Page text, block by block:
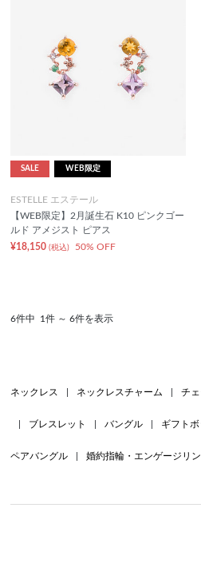
SALE WEB限定
ESTELLE エステール
【WEB限定】2月誕生石 K10 ピンクゴー
ルド アメジスト ピアス
¥18,150 (税込) 50% OFF
6件中 1件 ～ 6件を表示
ネックレス ネックレスチャーム チ
ブレスレット バングル ギフトボ
ペアバングル 婚約指輪・エンゲージリ